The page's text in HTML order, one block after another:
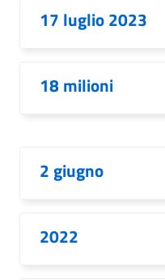
17 luglio 2023
18 milioni
2 giugno
2022